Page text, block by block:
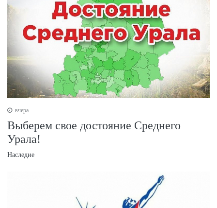
вчера
Выберем свое достояние Среднего
Урала!
Наследие